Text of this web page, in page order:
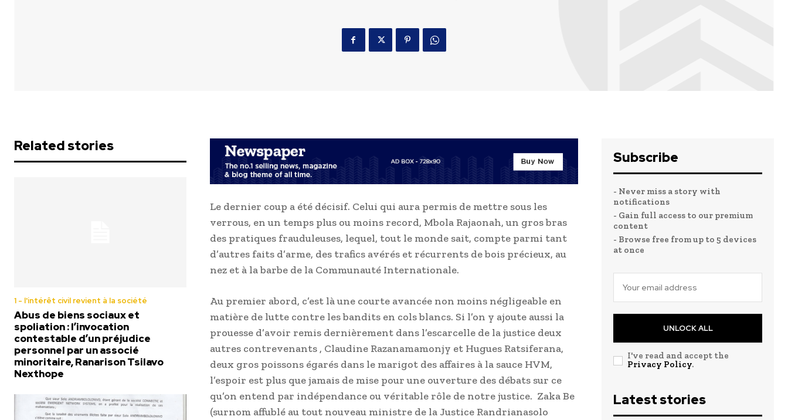
Related stories
1 - l'intérêt civil revient à la société
Abus de biens sociaux et
spoliation : l’invocation
contestable d’un préjudice
personnel par un associé
minoritaire, Ranarison Tsilavo
Nexthope
Le dernier coup a été décisif. Celui qui aura permis de mettre sous les
verrous, en un temps plus ou moins record, Mbola Rajaonah, un gros bras
des pratiques frauduleuses, lequel, tout le monde sait, compte parmi tant
d’autres faits d’arme, des trafics avérés et récurrents de bois précieux, au
nez et à la barbe de la Communauté Internationale.
Au premier abord, c’est là une courte avancée non moins négligeable en
matière de lutte contre les bandits en cols blancs. Si l’on y ajoute aussi la
prouesse d’avoir remis dernièrement dans l’escarcelle de la justice deux
autres contrevenants , Claudine Razanamamonjy et Hugues Ratsiferana,
deux gros poissons égarés dans le marigot des affaires à la sauce HVM,
l’espoir est plus que jamais de mise pour une ouverture des débats sur ce
qu’on entend par indépendance ou véritable rôle de notre justice. Zaka Be
(surnom affublé au tout nouveau ministre de la Justice Randrianasolo
Subscribe
- Never miss a story with
notifications
- Gain full access to our premium
content
- Browse free from up to 5 devices
at once
UNLOCK ALL
I've read and accept the
Privacy Policy.
Latest stories